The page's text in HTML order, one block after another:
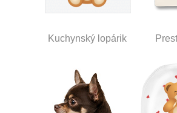
Kuchynský lopárik